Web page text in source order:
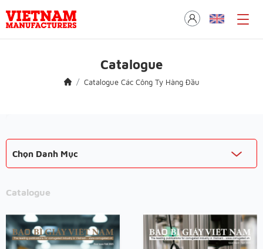
Catalogue
Catalogue Các Công Ty Hàng Đầu
Chọn Danh Mục
Catalogue